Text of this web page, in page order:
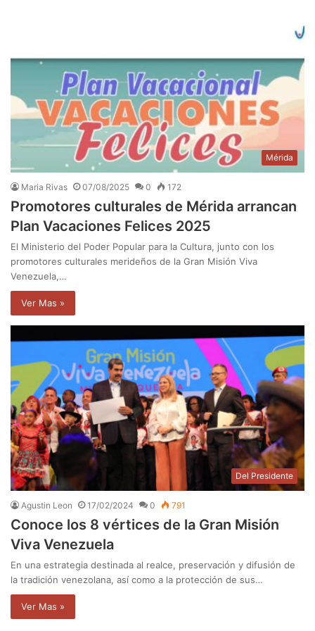
Mérida
Maria Rivas 07/08/2025 0 172
Promotores culturales de Mérida arrancan
Plan Vacaciones Felices 2025
El Ministerio del Poder Popular para la Cultura, junto con los
promotores culturales merideños de la Gran Misión Viva
Venezuela,…
Ver Mas »
Del Presidente
Agustin Leon 17/02/2024 0 791
Conoce los 8 vértices de la Gran Misión
Viva Venezuela
En una estrategia destinada al realce, preservación y difusión de
la tradición venezolana, así como a la protección de sus…
Ver Mas »